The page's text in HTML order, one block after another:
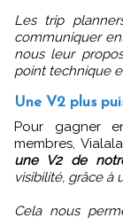
Les trip
communiquer
nous leur
point technique
Une V2 plus
Pour gagner en puissance et attirer davantage de
membres,
une V2 de
visibilité, grâce à
Cela nous